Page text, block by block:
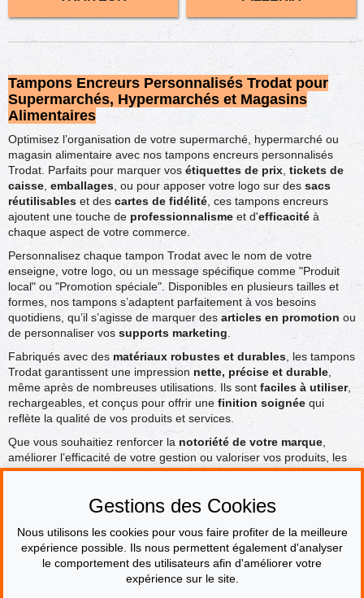
Tampons Encreurs Personnalisés Trodat pour
Supermarchés, Hypermarchés et Magasins
Alimentaires
Optimisez l’organisation de votre supermarché, hypermarché ou
magasin alimentaire avec nos tampons encreurs personnalisés
Trodat. Parfaits pour marquer vos étiquettes de prix tickets de
caisse emballages , ou pour apposer votre logo sur des sacs
réutilisables et des cartes de fidélité , ces tampons encreurs
ajoutent une touche de professionnalisme et d'efficacité à
chaque aspect de votre commerce.
Personnalisez chaque tampon Trodat avec le nom de votre
enseigne, votre logo, ou un message spécifique comme "Produit
local" ou "Promotion spéciale". Disponibles en plusieurs tailles et
formes, nos tampons s’adaptent parfaitement à vos besoins
quotidiens, qu’il s’agisse de marquer des articles en promotion ou
de personnaliser vos supports marketing
Fabriqués avec des matériaux robustes et durables , les tampons
Trodat garantissent une impression nette, précise et durable
même après de nombreuses utilisations. Ils sont faciles à utiliser,
rechargeables, et conçus pour offrir une finition soignée qui
reflète la qualité de vos produits et services.
Que vous souhaitiez renforcer la notoriété de votre marque
améliorer l’efficacité de votre gestion ou valoriser vos produits, les
tampons encreurs personnalisés Trodat pour supermarchés,
sublimer chaque détailet offrir une expérience client
PAIEMENT SÉCURISÉ
Gestions des Cookies
Nous utilisons les cookies pour vous faire profiter de la meilleure
expérience possible. Ils nous permettent également d'analyser
le comportement des utilisateurs afin d'améliorer votre
expérience sur le site.